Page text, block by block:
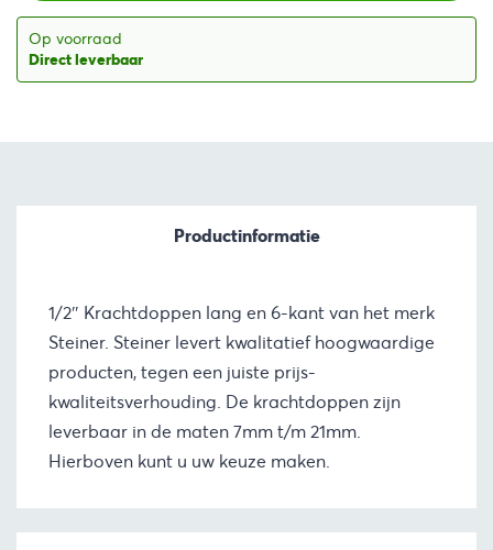
Op voorraad
Direct leverbaar
Productinformatie
1/2″ Krachtdoppen lang en 6-kant van het merk
Steiner. Steiner levert kwalitatief hoogwaardige
producten, tegen een juiste prijs-
kwaliteitsverhouding. De krachtdoppen zijn
leverbaar in de maten 7mm t/m 21mm.
Hierboven kunt u uw keuze maken.